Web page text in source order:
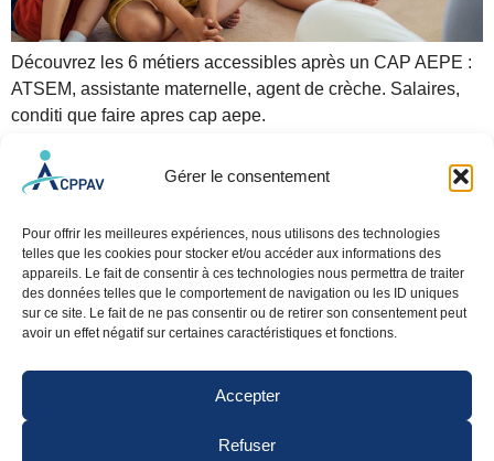
Gérer le consentement
Pour offrir les meilleures expériences, nous utilisons des technologies
telles que les cookies pour stocker et/ou accéder aux informations des
appareils. Le fait de consentir à ces technologies nous permettra de traiter
des données telles que le comportement de navigation ou les ID uniques
sur ce site. Le fait de ne pas consentir ou de retirer son consentement peut
avoir un effet négatif sur certaines caractéristiques et fonctions.
Accepter
Refuser
Découvrez les 6 métiers accessibles après un CAP AEPE :
ATSEM, assistante maternelle, agent de crèche. Salaires,
conditi que faire apres cap aepe.
NOS SITES PLUS D’INFOS
Intranet
LIAISON